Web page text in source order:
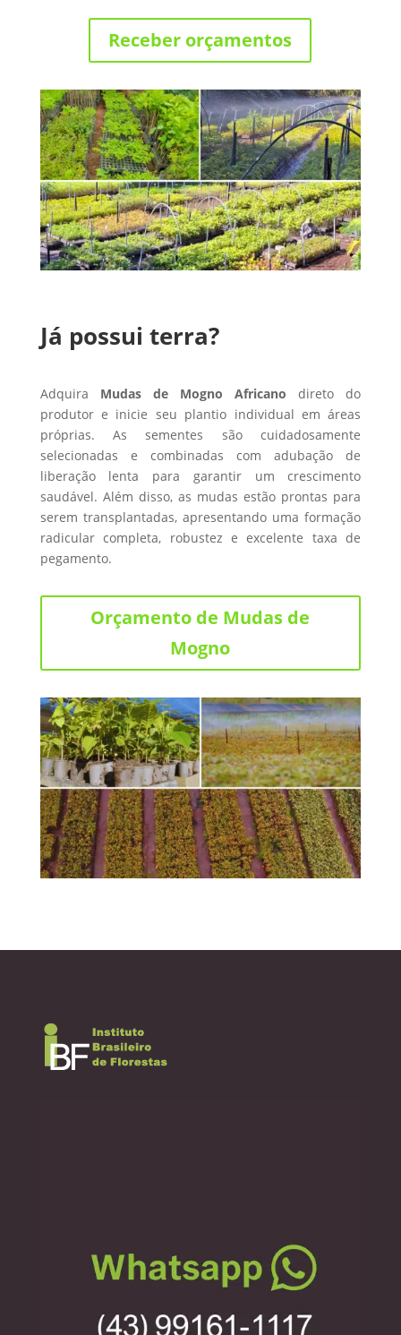
Receber orçamentos
Já possui terra?
Adquira Mudas de Mogno Africano direto do
produtor e inicie seu plantio individual em áreas
próprias. As sementes são cuidadosamente
selecionadas e combinadas com adubação de
liberação lenta para garantir um crescimento
saudável. Além disso, as mudas estão prontas para
serem transplantadas, apresentando uma formação
radicular completa, robustez e excelente taxa de
pegamento.
Orçamento de Mudas de
Mogno